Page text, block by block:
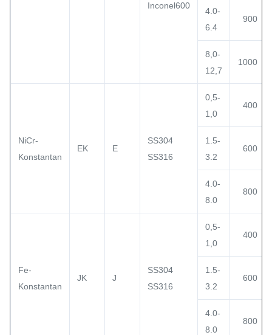
Inconel600
4.0-
6.4
900
8,0-
12,7
1000
NiCr-
Konstantan
EK E
SS304
SS316
0,5-
1,0
400
1.5-
3.2
600
4.0-
8.0
800
Fe-
Konstantan
JK J
SS304
SS316
0,5-
1,0
400
1.5-
3.2
600
4.0-
8.0
800